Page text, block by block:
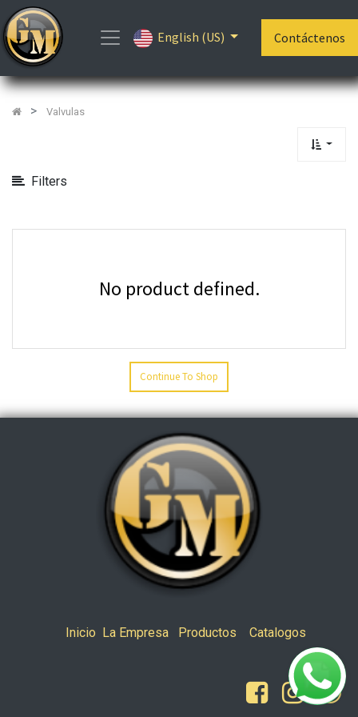
English (US) Contáctenos
Valvulas
Filters
Show
Categories
No product defined.
Continue To Shop
Inicio La Empresa Productos Catalogos